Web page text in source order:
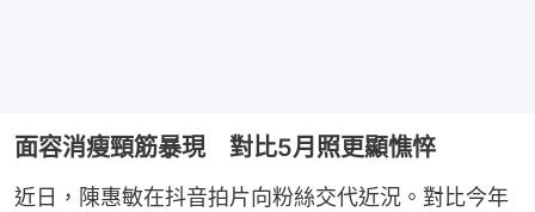
面容消瘦頸筋暴現 對比5月照更顯憔悴
近日，陳惠敏在抖音拍片向粉絲交代近況。對比今年